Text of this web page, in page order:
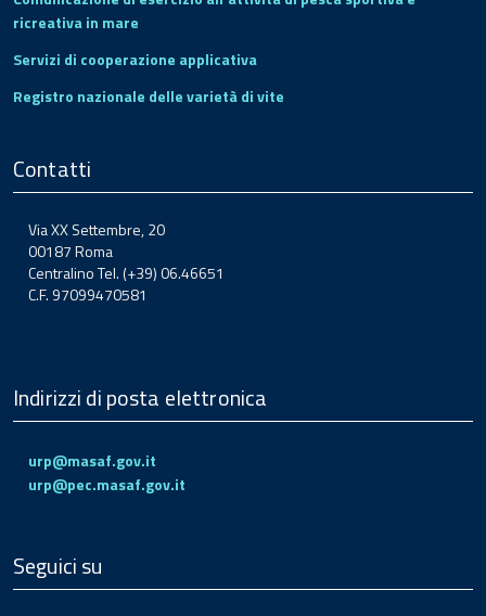
ricreativa in mare
Servizi di cooperazione applicativa
Registro nazionale delle varietà di vite
Contatti
Via XX Settembre, 20
00187 Roma
Centralino Tel. (+39) 06.46651
C.F. 97099470581
Indirizzi di posta elettronica
urp@masaf.gov.it
urp@pec.masaf.gov.it
Seguici su